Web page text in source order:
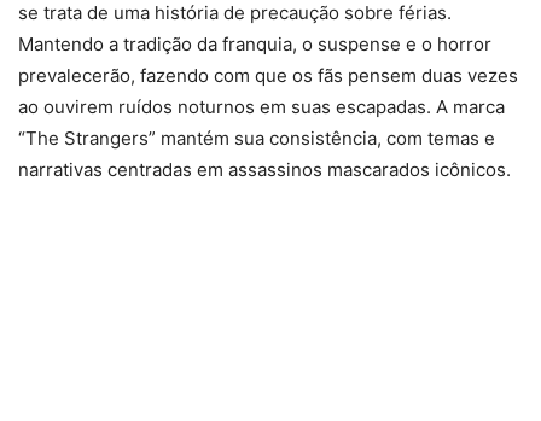
se trata de uma história de precaução sobre férias.
Mantendo a tradição da franquia, o suspense e o horror
prevalecerão, fazendo com que os fãs pensem duas vezes
ao ouvirem ruídos noturnos em suas escapadas. A marca
“The Strangers” mantém sua consistência, com temas e
narrativas centradas em assassinos mascarados icônicos.